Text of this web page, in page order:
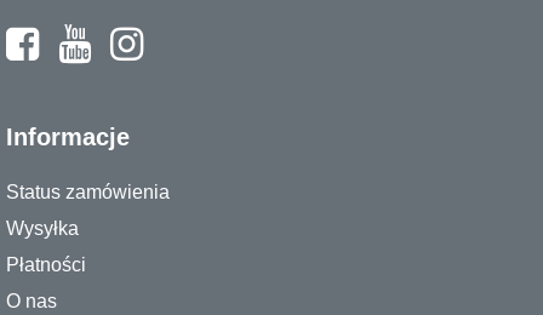
Informacje
Status zamówienia
Wysyłka
Płatności
O nas